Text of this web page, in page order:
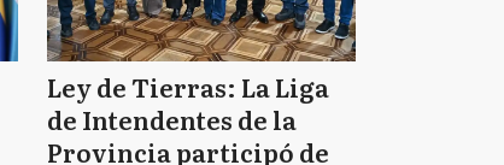
Ley de Tierras: La Liga
de Intendentes de la
Provincia participó de